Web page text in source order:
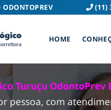
(11)
HOME
Turuçu OdontoPrev
pessoa, com